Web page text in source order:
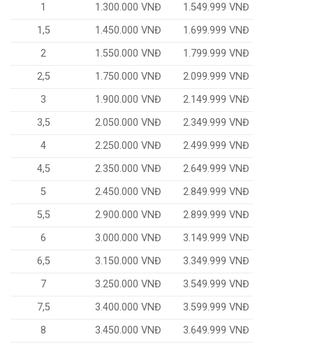
1
1.300.000 VNĐ
1.549.999 VNĐ
1,5
1.450.000 VNĐ
1.699.999 VNĐ
2
1.550.000 VNĐ
1.799.999 VNĐ
2,5
1.750.000 VNĐ
2.099.999 VNĐ
3
1.900.000 VNĐ
2.149.999 VNĐ
3,5
2.050.000 VNĐ
2.349.999 VNĐ
4
2.250.000 VNĐ
2.499.999 VNĐ
4,5
2.350.000 VNĐ
2.649.999 VNĐ
5
2.450.000 VNĐ
2.849.999 VNĐ
5,5
2.900.000 VNĐ
2.899.999 VNĐ
6
3.000.000 VNĐ
3.149.999 VNĐ
6,5
3.150.000 VNĐ
3.349.999 VNĐ
7
3.250.000 VNĐ
3.549.999 VNĐ
7,5
3.400.000 VNĐ
3.599.999 VNĐ
8
3.450.000 VNĐ
3.649.999 VNĐ